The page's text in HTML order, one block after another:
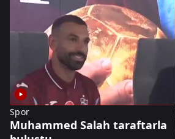
Spor
Muhammed Salah taraftarla